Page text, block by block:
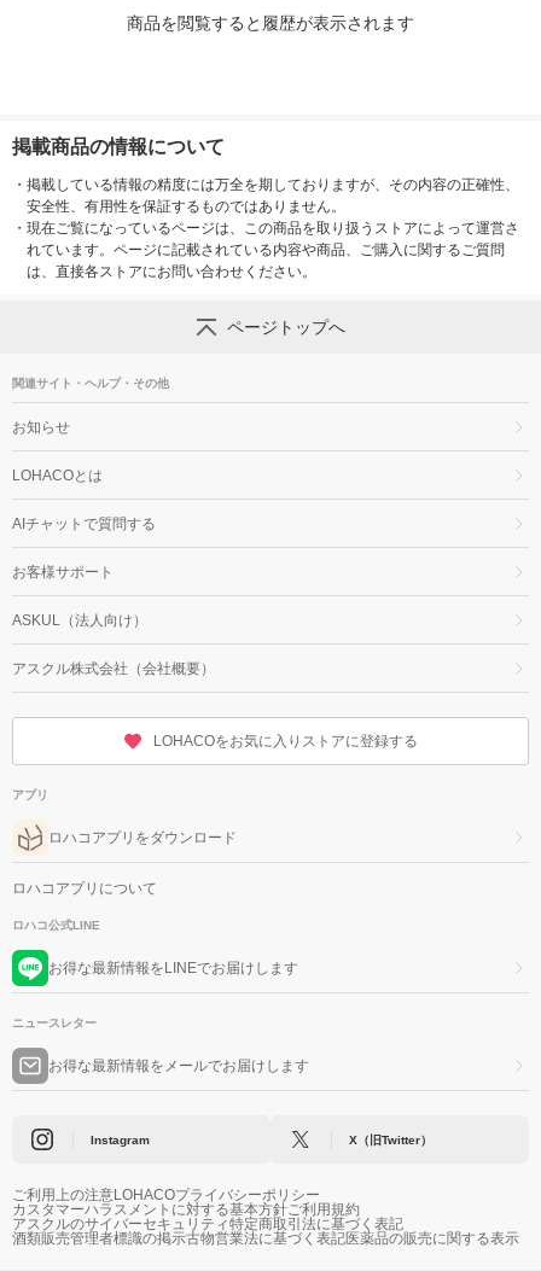
商品を閲覧すると履歴が表示されます
掲載商品の情報について
・ 掲載している情報の精度には万全を期しておりますが、その内容の正確性、
安全性、有用性を保証するものではありません。
・ 現在ご覧になっているページは、この商品を取り扱うストアによって運営さ
れています。ページに記載されている内容や商品、ご購入に関するご質問
は、直接各ストアにお問い合わせください。
ページトップへ
関連サイト・ヘルプ・その他
お知らせ
LOHACOとは
AIチャットで質問する
お客様サポート
ASKUL（法人向け）
アスクル株式会社（会社概要）
LOHACOをお気に入りストアに登録する
アプリ
ロハコアプリをダウンロード
ロハコアプリについて
ロハコ公式LINE
お得な最新情報をLINEでお届けします
ニュースレター
お得な最新情報をメールでお届けします
Instagram X（旧Twitter）
ご利用上の注意LOHACOプライバシーポリシー
カスタマーハラスメントに対する基本方針ご利用規約
アスクルのサイバーセキュリティ特定商取引法に基づく表記
酒類販売管理者標識の掲示古物営業法に基づく表記医薬品の販売に関する表示